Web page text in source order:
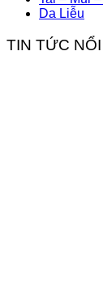
Da Liễu
TIN TỨC